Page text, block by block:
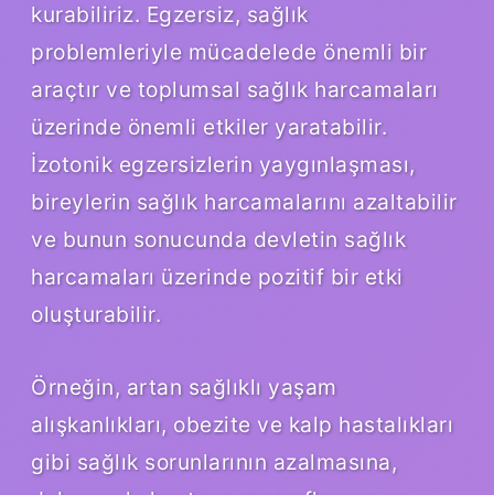
kurabiliriz. Egzersiz, sağlık
problemleriyle mücadelede önemli bir
araçtır ve toplumsal sağlık harcamaları
üzerinde önemli etkiler yaratabilir.
İzotonik egzersizlerin yaygınlaşması,
bireylerin sağlık harcamalarını azaltabilir
ve bunun sonucunda devletin sağlık
harcamaları üzerinde pozitif bir etki
oluşturabilir.
Örneğin, artan sağlıklı yaşam
alışkanlıkları, obezite ve kalp hastalıkları
gibi sağlık sorunlarının azalmasına,